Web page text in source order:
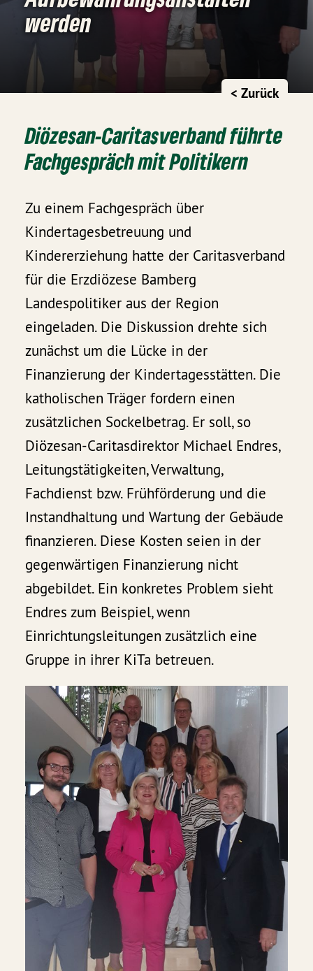
werden
< Zurück
Diözesan-Caritasverband führte
Fachgespräch mit Politikern
Zu einem Fachgespräch über
Kindertagesbetreuung und
Kindererziehung hatte der Caritasverband
für die Erzdiözese Bamberg
Landespolitiker aus der Region
eingeladen. Die Diskussion drehte sich
zunächst um die Lücke in der
Finanzierung der Kindertagesstätten. Die
katholischen Träger fordern einen
zusätzlichen Sockelbetrag. Er soll, so
Diözesan-Caritasdirektor Michael Endres,
Leitungstätigkeiten, Verwaltung,
Fachdienst bzw. Frühförderung und die
Instandhaltung und Wartung der Gebäude
finanzieren. Diese Kosten seien in der
gegenwärtigen Finanzierung nicht
abgebildet. Ein konkretes Problem sieht
Endres zum Beispiel, wenn
Einrichtungsleitungen zusätzlich eine
Gruppe in ihrer KiTa betreuen.